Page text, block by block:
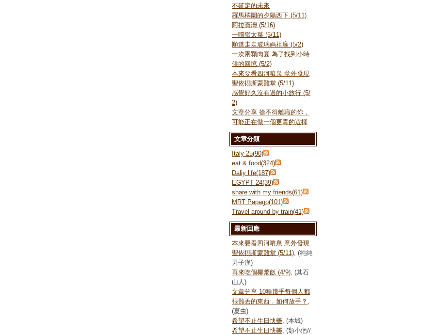
不確定的未來
羅馬橘園的夕陽西下 (5/11)
阿拉寶灣 (5/16)
一嚐猶太菜 (5/11)
順道走走玻璃媽祖廟 (5/2)
一次兩顆肉圓 為了找到小時
候的回憶 (5/2)
本來要看四河噴泉 意外發現
聖依搦斯蒙難堂 (5/11)
感覺好久沒有過的小旅行 (5/
2)
文章分享 捨不得離職的你，
可能正在做一個更貴的選擇
文章分類
Italy 25(90)
eat & food(324)
Daliy life(187)
EGYPT 24(39)
share with my friends(61)
MRT Papago(101)
Travel around by train(41)
最新回應
本來要看四河噴泉 意外發現
聖依搦斯蒙難堂 (5/11) , (純純
男子漢)
再來吃個椰漿飯 (4/9) , (其石
山人)
文章分享 10種幾乎每個人都
很難丟的東西，如何放手？
(夏虫)
希望不止生日快樂 , (本城)
希望不止生日快樂 , (頹小疤//